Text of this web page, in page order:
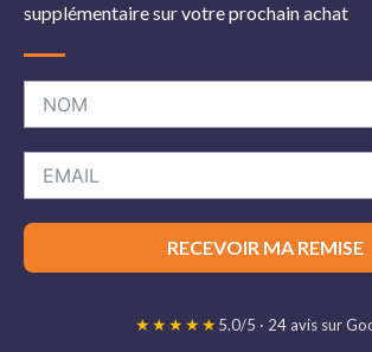
supplémentaire sur votre prochain achat
RECEVOIR MA REMISE
★★★★★ 5.0/5 · 24 avis sur